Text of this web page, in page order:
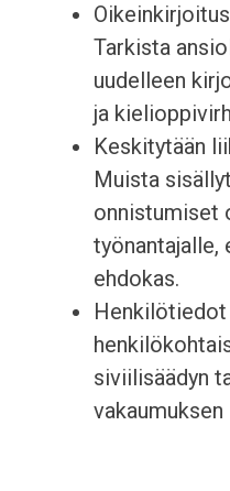
Tarkista
uudelleen
ja
Keskitytään
Muista
onnistumiset
ehdokas.
Henkilötiedot
siviilisäädyn